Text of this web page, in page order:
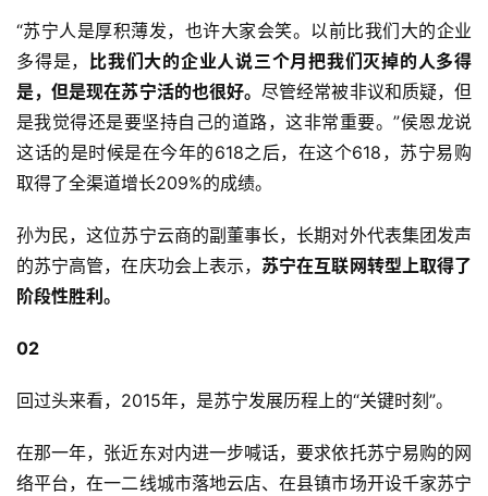
“苏宁人是厚积薄发，也许大家会笑。以前比我们大的企业
多得是， 比我们大的企业人说三个月把我们灭掉的人多得
是，但是现在苏宁活的也很好。尽管经常被非议和质疑，但
是我觉得还是要坚持自己的道路，这非常重要。”侯恩龙说
这话的是时候是在今年的618之后，在这个618，苏宁易购
取得了全渠道增长209%的成绩。
孙为民，这位苏宁云商的副董事长，长期对外代表集团发声
的苏宁高管，在庆功会上表示，苏宁在互联网转型上取得了
阶段性胜利。
02
回过头来看，2015年，是苏宁发展历程上的“关键时刻”。
在那一年，张近东对内进一步喊话，要求依托苏宁易购的网
络平台，在一二线城市落地云店、在县镇市场开设千家苏宁